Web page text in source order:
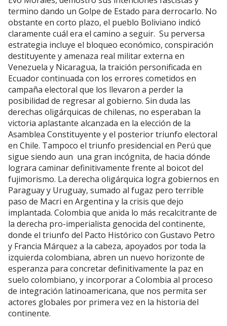
termino dando un Golpe de Estado para derrocarlo. No
obstante en corto plazo, el pueblo Boliviano indicó
claramente cuál era el camino a seguir. Su perversa
estrategia incluye el bloqueo económico, conspiración
destituyente y amenaza real militar externa en
Venezuela y Nicaragua, la traición personificada en
Ecuador continuada con los errores cometidos en
campaña electoral que los llevaron a perder la
posibilidad de regresar al gobierno. Sin duda las
derechas oligárquicas de chilenas, no esperaban la
victoria aplastante alcanzada en la elección de la
Asamblea Constituyente y el posterior triunfo electoral
en Chile. Tampoco el triunfo presidencial en Perú que
sigue siendo aun una gran incógnita, de hacia dónde
lograra caminar definitivamente frente al boicot del
fujimorismo. La derecha oligárquica logra gobiernos en
Paraguay y Uruguay, sumado al fugaz pero terrible
paso de Macri en Argentina y la crisis que dejo
implantada. Colombia que anida lo más recalcitrante de
la derecha pro-imperialista genocida del continente,
donde el triunfo del Pacto Histórico con Gustavo Petro
y Francia Márquez a la cabeza, apoyados por toda la
izquierda colombiana, abren un nuevo horizonte de
esperanza para concretar definitivamente la paz en
suelo colombiano, y incorporar a Colombia al proceso
de integración latinoamericana, que nos permita ser
actores globales por primera vez en la historia del
continente.